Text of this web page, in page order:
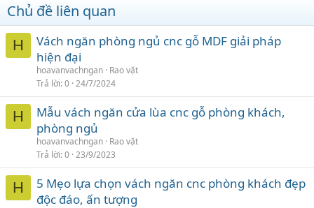
Chủ đề liên quan
H
Vách ngăn phòng ngủ cnc gỗ MDF giải pháp
hiện đại
hoavanvachngan Rao vặt
Trả lời 0 24/7/2024
H
Mẫu vách ngăn cửa lùa cnc gỗ phòng khách,
phòng ngủ
hoavanvachngan Rao vặt
Trả lời 0 23/9/2023
H
5 Mẹo lựa chọn vách ngăn cnc phòng khách đẹp
độc đáo, ấn tượng